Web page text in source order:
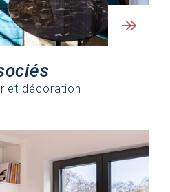
et décoration